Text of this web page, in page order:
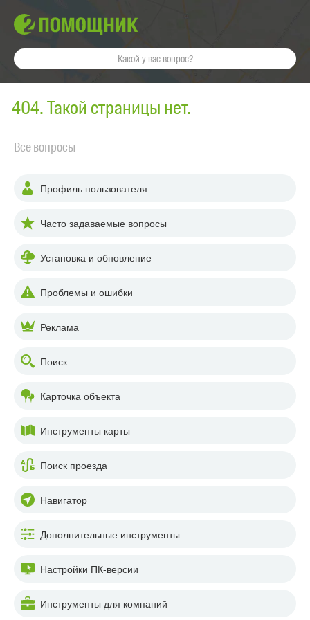
404. Такой страницы нет.
Все вопросы
Профиль пользователя
Часто задаваемые вопросы
Установка и обновление
Проблемы и ошибки
Реклама
Поиск
Карточка объекта
Инструменты карты
Поиск проезда
Навигатор
Дополнительные инструменты
Настройки ПК-версии
Инструменты для компаний